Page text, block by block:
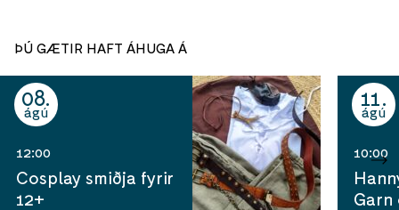
ÞÚ GÆTIR HAFT ÁHUGA Á
08
ágú
12:00
Cosplay smiðja fyrir
12+
11
ágú
10:00
Garn